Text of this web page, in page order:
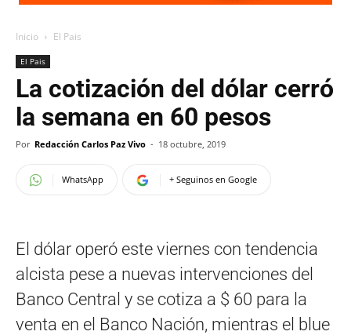
Inicio El Pais
El Pais
La cotización del dólar cerró
la semana en 60 pesos
Por Redacción Carlos Paz Vivo - 18 octubre, 2019
WhatsApp + Seguinos en Google
El dólar operó este viernes con tendencia
alcista pese a nuevas intervenciones del
Banco Central y se cotiza a $ 60 para la
venta en el Banco Nación, mientras el blue